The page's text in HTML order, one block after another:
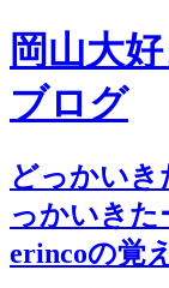
岡山大
ブログ
どっかい
っかいきた
erincoの覚